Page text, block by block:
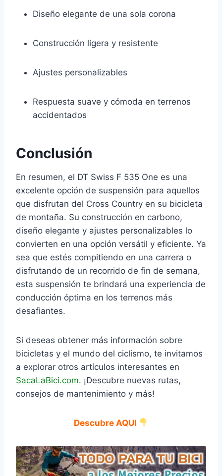
Diseño elegante de una sola corona
Construcción ligera y resistente
Ajustes personalizables
Respuesta suave y cómoda en terrenos
accidentados
Conclusión
En resumen, el DT Swiss F 535 One es una
excelente opción de suspensión para aquellos
que disfrutan del Cross Country en su bicicleta
de montaña. Su construcción en carbono,
diseño elegante y ajustes personalizables lo
convierten en una opción versátil y eficiente. Ya
sea que estés compitiendo en una carrera o
disfrutando de un recorrido de fin de semana,
esta suspensión te brindará una experiencia de
conducción óptima en los terrenos más
desafiantes.
Si deseas obtener más información sobre
bicicletas y el mundo del ciclismo, te invitamos
a explorar otros artículos interesantes en
SacaLaBici.com. ¡Descubre nuevas rutas,
consejos de mantenimiento y más!
Descubre AQUI